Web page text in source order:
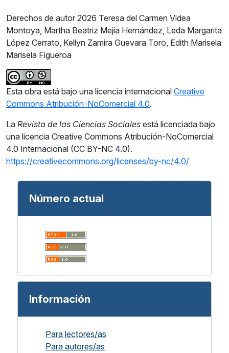
Derechos de autor 2026 Teresa del Carmen Videa
Montoya, Martha Beatriz Mejía Hernández, Leda Margarita
López Cerrato, Kellyn Zamira Guevara Toro, Edith Marisela
Marisela Figueroa
Esta obra está bajo una licencia internacional Creative
Commons Atribución-NoComercial 4.0.
La Revista de las Ciencias Sociales está licenciada bajo
una licencia Creative Commons Atribución-NoComercial
4.0 Internacional (CC BY-NC 4.0).
https://creativecommons.org/licenses/by-nc/4.0/
Número actual
Información
Para lectores/as
Para autores/as